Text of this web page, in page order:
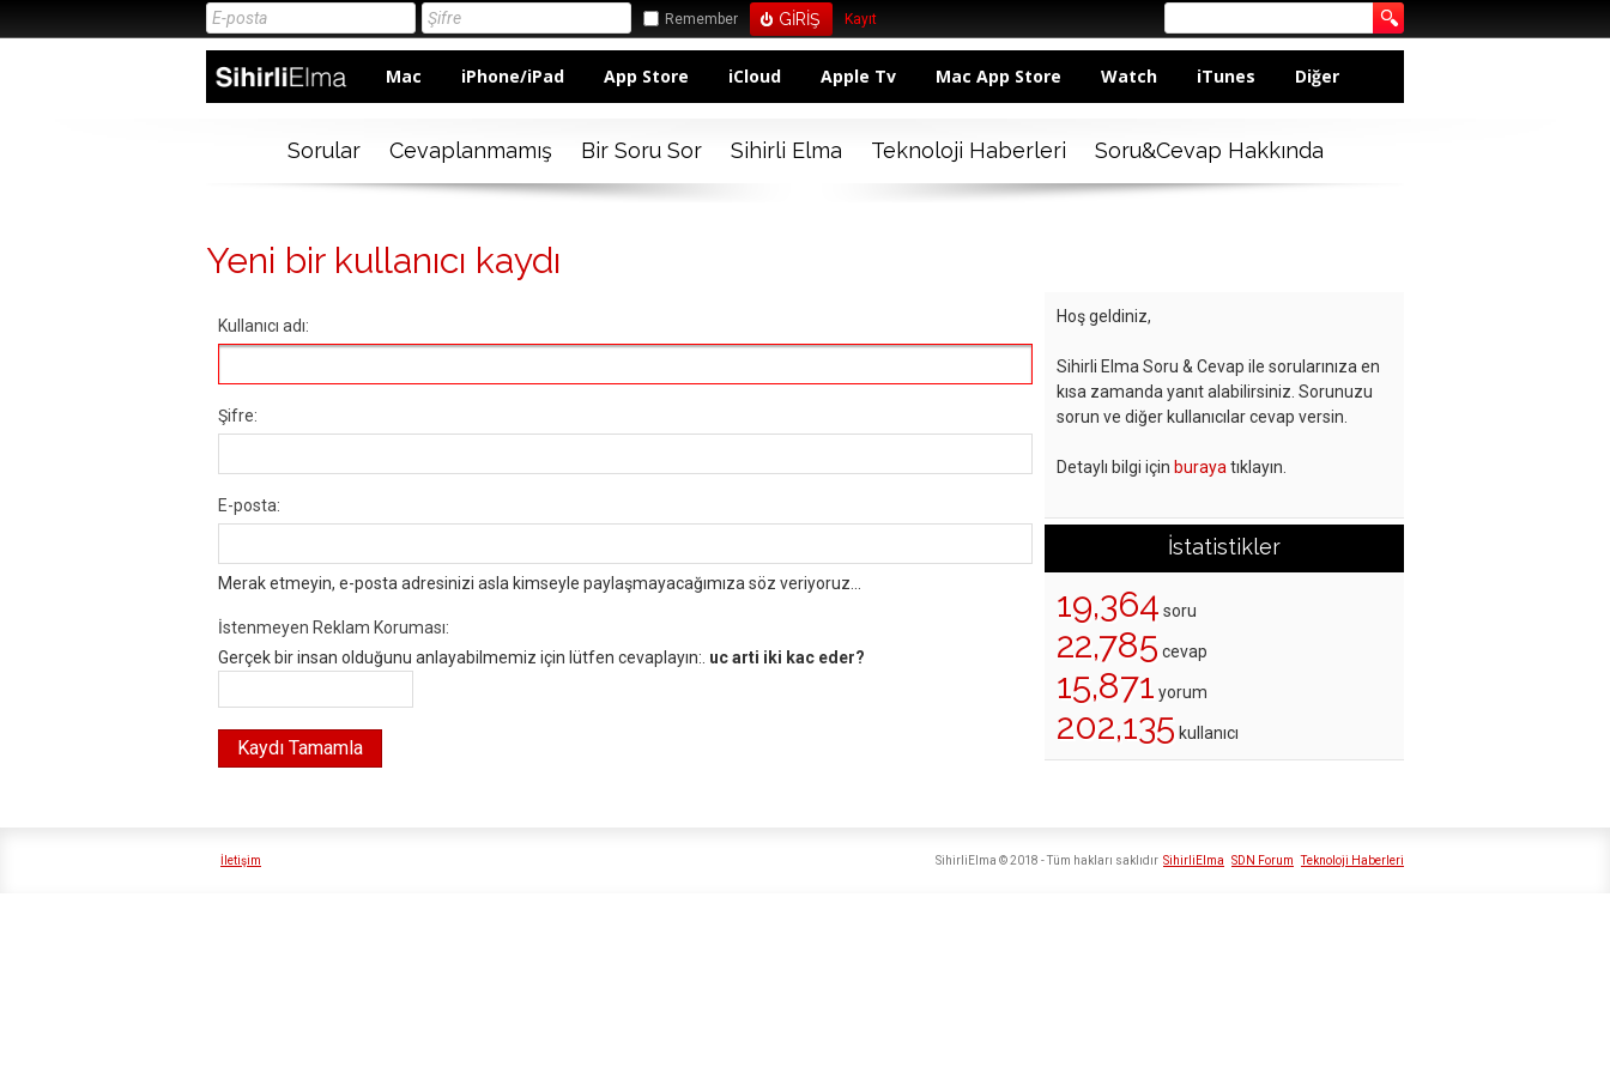
Remember Kayıt
Mac iPhone/iPad App Store iCloud Apple Tv Mac App Store Watch iTunes Diğer
Sorular Cevaplanmamış Bir Soru Sor Sihirli Elma Teknoloji Haberleri Soru&Cevap Hakkında
Yeni bir kullanıcı kaydı
Kullanıcı adı:
Şifre:
E-posta:
Merak etmeyin, e-posta adresinizi asla kimseyle paylaşmayacağımıza söz veriyoruz...
İstenmeyen Reklam Koruması:
Gerçek bir insan olduğunu anlayabilmemiz için lütfen cevaplayın:. uc arti iki kac eder?
Hoş geldiniz,
Sihirli Elma Soru & Cevap ile sorularınıza en
kısa zamanda yanıt alabilirsiniz. Sorunuzu
sorun ve diğer kullanıcılar cevap versin.
Detaylı bilgi için buraya tıklayın.
İstatistikler
19,364 soru
22,785 cevap
15,871 yorum
202,135 kullanıcı
İletişim SihirliElma SDN Forum Teknoloji Haberleri
SihirliElma © 2018 - Tüm hakları saklıdır